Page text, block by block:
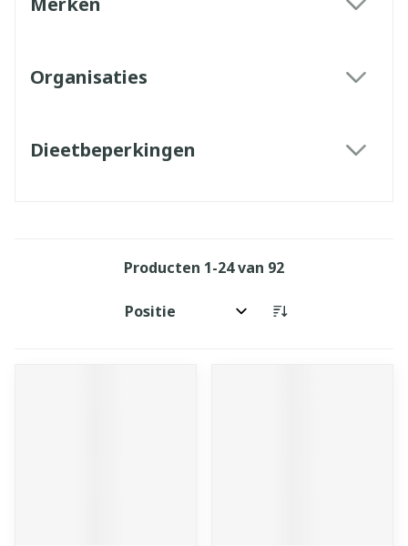
Organisaties
Dieetbeperkingen
Producten 1-24van 92
Sorteer op: